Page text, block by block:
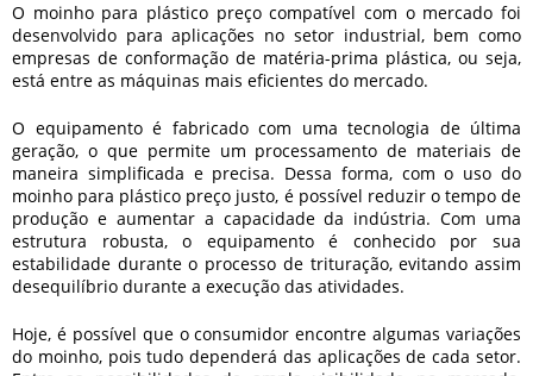
O moinho para plástico preçocompatível com o mercado foi
desenvolvido para aplicações no setor industrial, bem como
empresas de conformação de matéria-prima plástica, ou seja,
está entre as máquinas mais eficientes do mercado.
O equipamento é fabricado com uma tecnologia de última
geração, o que permite um processamento de materiais de
maneira simplificada e precisa. Dessa forma, com o uso do
moinho para plástico preço justo, é possível reduzir o tempo de
produção e aumentar a capacidade da indústria. Com uma
estrutura robusta, o equipamento é conhecido por sua
estabilidade durante o processo de trituração, evitando assim
desequilíbrio durante a execução das atividades.
Hoje, é possível que o consumidor encontre algumas variações
do moinho, pois tudo dependerá das aplicações de cada setor.